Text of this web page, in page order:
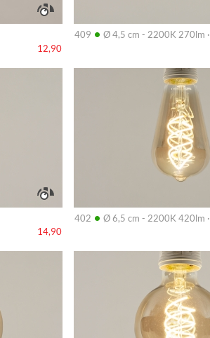
12,90
409 • Ø 4,5 cm - 2200K 270lm ·
14,90
402 • Ø 6,5 cm - 2200K 420lm ·
Info
Info